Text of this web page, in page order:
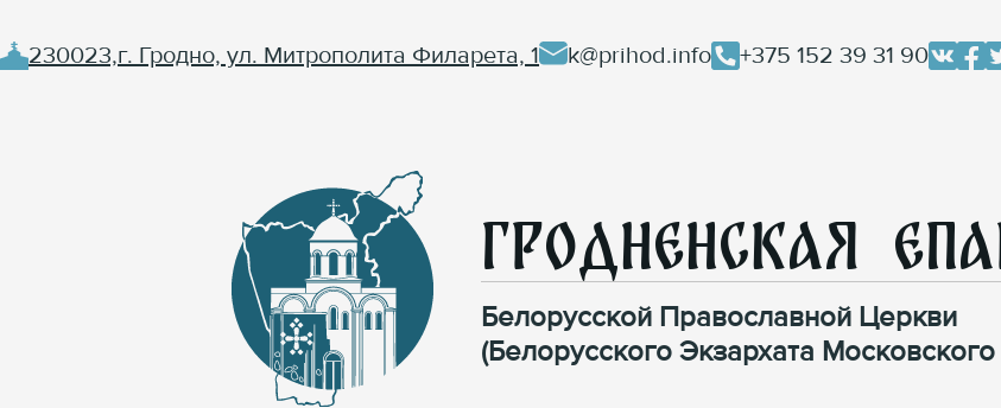
230023,г. Гродно, ул. Митрополита Филарета, 1 k@prihod.info +375 152 39 31 90
Гродненская
Белорусской Православной Церкви
(Белорусского Экзархата